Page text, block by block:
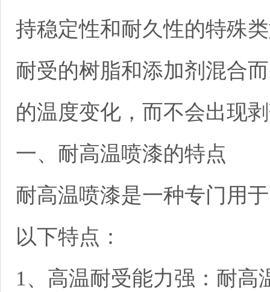
持稳定性和耐久性的特殊
耐受的树脂和添加剂混合
的温度变化，而不会出现
一、耐高温喷漆的特点
耐高温喷漆是一种专门用
以下特点：
1、高温耐受能力强：耐高